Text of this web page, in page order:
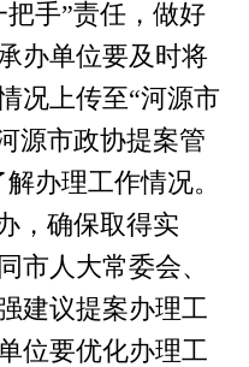
手”责任，做好
办单位要及时将
况上传至“河源市
源市政协提案管
办理工作情况。
，确保取得实
市人大常委会、
建议提案办理工
位要优化办理工